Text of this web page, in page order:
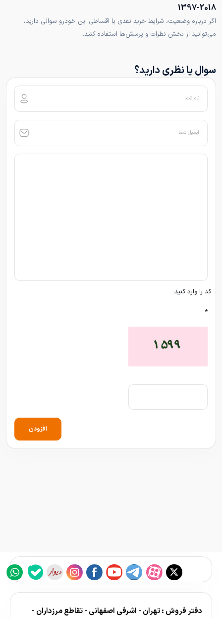
2018-1397
اگر درباره وضعیت، شرایط خرید نقدی یا اقساطی این خودرو سوالی دارید،
می‌توانید از بخش نظرات و پرسش‌ها استفاده کنید.
سوال یا نظری دارید؟
نام شما
ایمیل شما
کد را وارد کنید:
*
افزودن
دفتر فروش : تهران - اشرفی اصفهانی - تقاطع مرزداران -